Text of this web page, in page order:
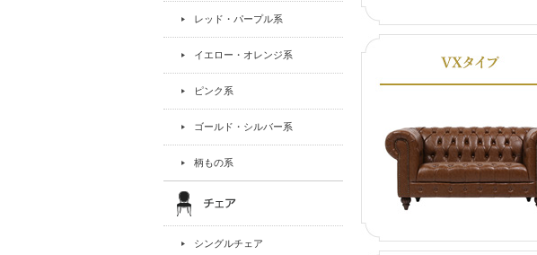
レッド・パープル系
イエロー・オレンジ系
ピンク系
ゴールド・シルバー系
柄もの系
シングルチェア